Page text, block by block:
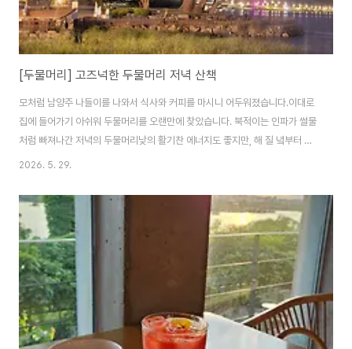
[두물머리] 고즈넉한 두물머리 저녁 산책
모처럼 남양주 나들이를 나와서 식사와 커피를 마시니 어두워졌습니다.이대로
집에 들어가기 아쉬워 두물머리를 오랜만에 찾았습니다. 북적이는 인파가 썰물
처럼 빠져나간 저녁의 두물머리낮의 활기찬 에너지도 좋지만, 해 질 녘부터 시
작되는 두물머리의 고요함은 마음을 차분하게 가라앉혀주는 마법 같은 힘이 있
무료주차장이 있고, 두물머리 앞에 느티나무 주차장이라고 하는 유료주차장이
있습니다.30분에 2,000원, 추가 10분에 500원이 가산되는데, 매번 갈 때마
다 주차요금은 비싸지네요.걷기 좋아한다면 두물머리 1~5 공용주차장(도보로
5~15분)을 이용하세요. 두물머리는 '두 물이 머리를 맞댄다'는 뜻으로 금강산
에서 흘러내린 북한강과 강원도 ..
2026. 5. 29.